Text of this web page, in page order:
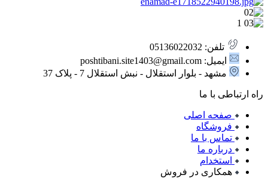
تلفن: 05136022032
ایمیل: poshtibani.site1403@gmail.com
مشهد - بلوار استقلال - نبش استقلال 7 - پلاک 37
راه ارتباطی با ما
صفحه اصلی
فروشگاه
تماس با ما
درباره ما
استخدام
همکاری در فروش